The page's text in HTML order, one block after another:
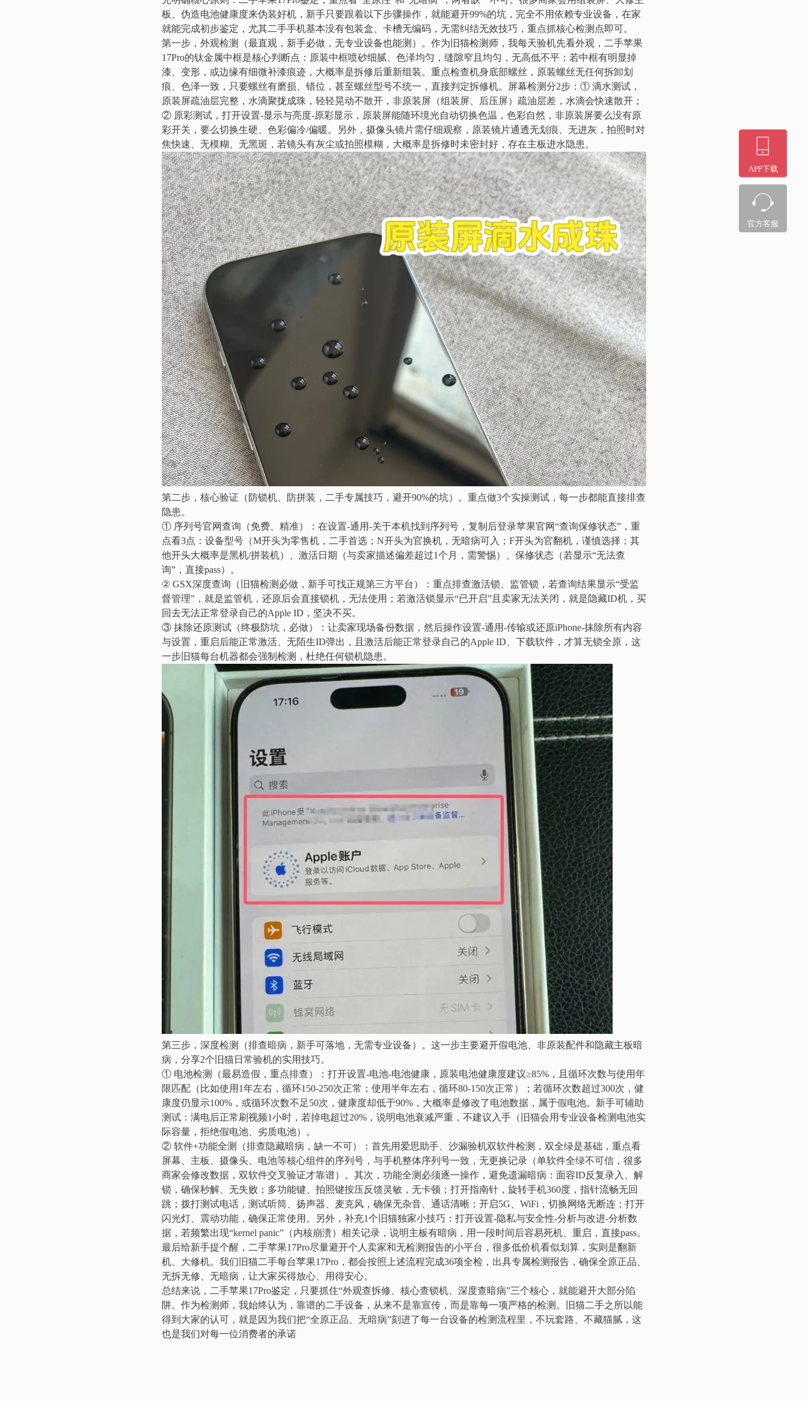
APP下载
官方客服
板、伪造电池健康度来伪装好机，新手只要跟着以下步骤操作，就能避开99%的坑，完全不用依赖专业设备，在家
就能完成初步鉴定，尤其二手手机基本没有包装盒、卡槽无编码，无需纠结无效技巧，重点抓核心检测点即可。
第一步，外观检测（最直观，新手必做，无专业设备也能测）。作为旧猫检测师，我每天验机先看外观，二手苹果
17Pro的钛金属中框是核心判断点：原装中框喷砂细腻、色泽均匀，缝隙窄且均匀，无高低不平；若中框有明显掉
漆、变形，或边缘有细微补漆痕迹，大概率是拆修后重新组装。重点检查机身底部螺丝，原装螺丝无任何拆卸划
痕、色泽一致，只要螺丝有磨损、错位，甚至螺丝型号不统一，直接判定拆修机。屏幕检测分2步：① 滴水测试，
原装屏疏油层完整，水滴聚拢成珠，轻轻晃动不散开，非原装屏（组装屏、后压屏）疏油层差，水滴会快速散开；
② 原彩测试，打开设置-显示与亮度-原彩显示，原装屏能随环境光自动切换色温，色彩自然，非原装屏要么没有原
彩开关，要么切换生硬、色彩偏冷/偏暖。另外，摄像头镜片需仔细观察，原装镜片通透无划痕、无进灰，拍照时对
焦快速、无模糊、无黑斑，若镜头有灰尘或拍照模糊，大概率是拆修时未密封好，存在主板进水隐患。
第二步，核心验证（防锁机、防拼装，二手专属技巧，避开90%的坑）。重点做3个实操测试，每一步都能直接排查
隐患。
① 序列号官网查询（免费、精准）：在设置-通用-关于本机找到序列号，复制后登录苹果官网“查询保修状态”，重
点看3点：设备型号（M开头为零售机，二手首选；N开头为官换机，无暗病可入；F开头为官翻机，谨慎选择；其
他开头大概率是黑机/拼装机）、激活日期（与卖家描述偏差超过1个月，需警惕）、保修状态（若显示“无法查
询”，直接pass）。
② GSX深度查询（旧猫检测必做，新手可找正规第三方平台）：重点排查激活锁、监管锁，若查询结果显示“受监
督管理”，就是监管机，还原后会直接锁机，无法使用；若激活锁显示“已开启”且卖家无法关闭，就是隐藏ID机，买
回去无法正常登录自己的Apple ID，坚决不买。
③ 抹除还原测试（终极防坑，必做）：让卖家现场备份数据，然后操作设置-通用-传输或还原iPhone-抹除所有内容
与设置，重启后能正常激活、无陌生ID弹出，且激活后能正常登录自己的Apple ID、下载软件，才算无锁全原，这
一步旧猫每台机器都会强制检测，杜绝任何锁机隐患。
第三步，深度检测（排查暗病，新手可落地，无需专业设备）。这一步主要避开假电池、非原装配件和隐藏主板暗
病，分享2个旧猫日常验机的实用技巧。
① 电池检测（最易造假，重点排查）：打开设置-电池-电池健康，原装电池健康度建议≥85%，且循环次数与使用年
限匹配（比如使用1年左右，循环150-250次正常；使用半年左右，循环80-150次正常）；若循环次数超过300次，健
康度仍显示100%，或循环次数不足50次，健康度却低于90%，大概率是修改了电池数据，属于假电池。新手可辅助
测试：满电后正常刷视频1小时，若掉电超过20%，说明电池衰减严重，不建议入手（旧猫会用专业设备检测电池实
际容量，拒绝假电池、劣质电池）。
② 软件+功能全测（排查隐藏暗病，缺一不可）：首先用爱思助手、沙漏验机双软件检测，双全绿是基础，重点看
屏幕、主板、摄像头、电池等核心组件的序列号，与手机整体序列号一致，无更换记录（单软件全绿不可信，很多
商家会修改数据，双软件交叉验证才靠谱）。其次，功能全测必须逐一操作，避免遗漏暗病：面容ID反复录入、解
锁，确保秒解、无失败；多功能键、拍照键按压反馈灵敏，无卡顿；打开指南针，旋转手机360度，指针流畅无回
跳；拨打测试电话，测试听筒、扬声器、麦克风，确保无杂音、通话清晰；开启5G、WiFi，切换网络无断连；打开
闪光灯、震动功能，确保正常使用。另外，补充1个旧猫独家小技巧：打开设置-隐私与安全性-分析与改进-分析数
据，若频繁出现“kernel panic”（内核崩溃）相关记录，说明主板有暗病，用一段时间后容易死机、重启，直接pass。
最后给新手提个醒，二手苹果17Pro尽量避开个人卖家和无检测报告的小平台，很多低价机看似划算，实则是翻新
机、大修机。我们旧猫二手每台苹果17Pro，都会按照上述流程完成36项全检，出具专属检测报告，确保全原正品、
无拆无修、无暗病，让大家买得放心、用得安心。
总结来说，二手苹果17Pro鉴定，只要抓住“外观查拆修、核心查锁机、深度查暗病”三个核心，就能避开大部分陷
阱。作为检测师，我始终认为，靠谱的二手设备，从来不是靠宣传，而是靠每一项严格的检测。旧猫二手之所以能
得到大家的认可，就是因为我们把“全原正品、无暗病”刻进了每一台设备的检测流程里，不玩套路、不藏猫腻，这
也是我们对每一位消费者的承诺